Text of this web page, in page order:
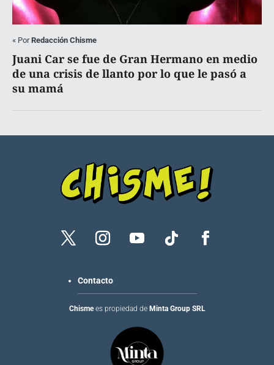
« PorRedacción Chisme
Juani Car se fue de Gran Hermano en medio
de una crisis de llanto por lo que le pasó a
su mamá
Contacto
Chismees propiedad de Minta Group SRL